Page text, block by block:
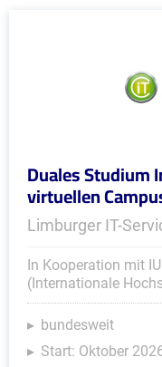
Duales Studium
virtuellen
Limburger IT-
In Kooperation mit
(Internationale
bundesweit
Start: Oktober